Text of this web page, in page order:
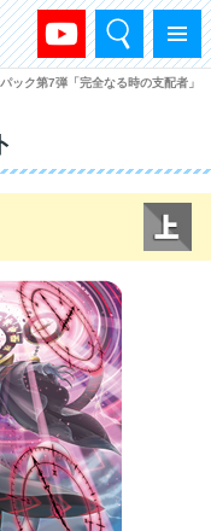
メニュー
検索
ック第7弾「完全なる時の支配者」